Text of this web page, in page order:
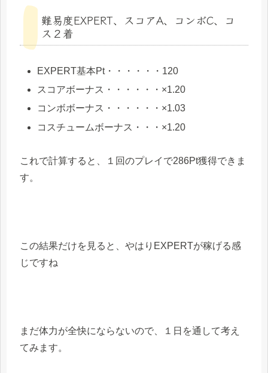
難易度EXPERT、スコアA、コンボC、コ
ス２着
EXPERT基本Pt・・・・・・120
スコアボーナス・・・・・・×1.20
コンボボーナス・・・・・・×1.03
コスチュームボーナス・・・×1.20
これで計算すると、１回のプレイで286Pt獲得できま
す。
この結果だけを見ると、やはり EXPERTが稼げる感
じですね
まだ体力が全快にならないので、１日を通して考え
てみます。